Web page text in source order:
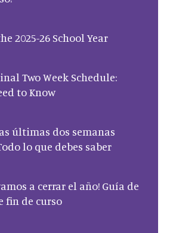
2025-26 School Year
Two Week Schedule:
to Know
últimas dos semanas
lo que debes saber
a cerrar el año! Guía de
fin de curso